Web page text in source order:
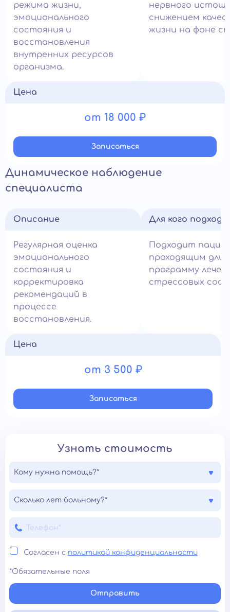
режима жизни,
эмоционального
состояния и
восстановления
внутренних ресурсов
организма.
нервного
снижением
жизни на фоне
Цена
от 18 000 ₽
Записатьcя
Динамическое наблюдение
специалиста
Описание
Регулярная оценка
эмоционального
состояния и
корректировка
рекомендаций в
процессе
восстановления.
Для кого
Подходит
проходящим
программу
стрессовых
Цена
от 3 500 ₽
Записатьcя
Узнать стоимость
Кому нужна помощь?*
Сколько лет больному?*
Согласен с политикой конфиденциальности
*Обязательные поля
Отправить